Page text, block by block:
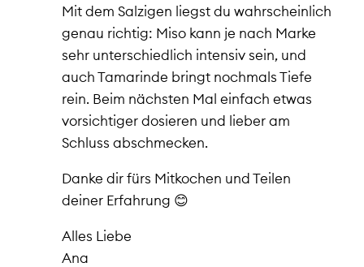
Mit dem Salzigen liegst du wahrscheinlich
genau richtig: Miso kann je nach Marke
sehr unterschiedlich intensiv sein, und
auch Tamarinde bringt nochmals Tiefe
rein. Beim nächsten Mal einfach etwas
vorsichtiger dosieren und lieber am
Schluss abschmecken.
Danke dir fürs Mitkochen und Teilen
deiner Erfahrung 😊
Alles Liebe
Ana